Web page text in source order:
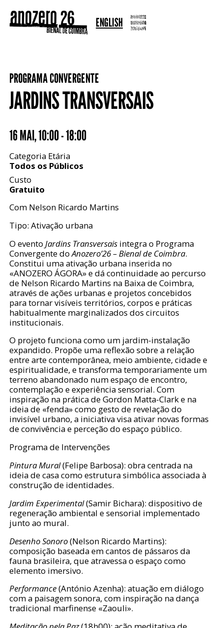
ENGLISH
PROGRAMA CONVERGENTE
JARDINS TRANSVERSAIS
16 MAI,10:00 - 18:00
Categoria Etária
Todos os Públicos
Custo
Gratuito
Com Nelson Ricardo Martins
Tipo: Ativação urbana
O evento Jardins Transversais integra o Programa
Convergente doAnozero’26 – Bienal de Coimbra.
Constitui uma ativação urbana inserida no
«ANOZERO ÁGORA» e dá continuidade ao percurso
de Nelson Ricardo Martins na Baixa de Coimbra,
através de ações urbanas e projetos concebidos
para tornar visíveis territórios, corpos e práticas
habitualmente marginalizados dos circuitos
institucionais.
O projeto funciona como um jardim-instalação
expandido. Propõe uma reflexão sobre a relação
entre arte contemporânea, meio ambiente, cidade e
espiritualidade, e transforma temporariamente um
terreno abandonado num espaço de encontro,
contemplação e experiência sensorial. Com
inspiração na prática de Gordon Matta-Clark e na
ideia de «fenda» como gesto de revelação do
invisível urbano, a iniciativa visa ativar novas formas
de convivência e perceção do espaço público.
Programa de Intervenções
Pintura Mural(Felipe Barbosa): obra centrada na
ideia de casa como estrutura simbólica associada à
construção de identidades.
Jardim Experimental(Samir Bichara): dispositivo de
regeneração ambiental e sensorial implementado
junto ao mural.
Desenho Sonoro(Nelson Ricardo Martins):
composição baseada em cantos de pássaros da
fauna brasileira, que atravessa o espaço como
elemento imersivo.
Performance(António Azenha): atuação em diálogo
com a paisagem sonora, com inspiração na dança
tradicional marfinense «Zaouli».